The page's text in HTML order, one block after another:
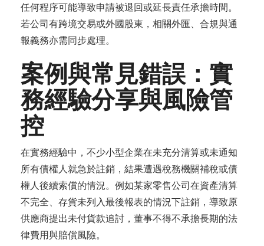
任何程序可能導致申請被退回或延長責任承擔時間。
若公司有跨境交易或外國股東，相關外匯、合規與通
報義務亦需同步處理。
案例與常見錯誤：實
務經驗分享與風險管
控
在實務經驗中，不少小型企業在未充分清算或未通知
所有債權人就急於註銷，結果遭遇稅務機關補稅或債
權人後續索償的情況。例如某家零售公司在資產清算
不完全、存貨未列入最後報表的情況下註銷，導致原
供應商提出未付貨款追討，董事不得不承擔長期的法
律費用與賠償風險。